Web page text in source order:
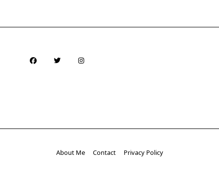
About Me Contact Privacy Policy